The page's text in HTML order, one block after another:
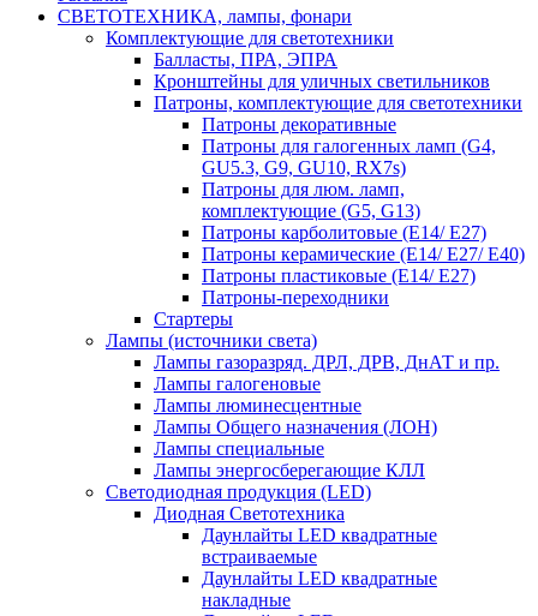
СВЕТОТЕХНИКА, лампы, фонари
Комплектующие для светотехники
Балласты, ПРА, ЭПРА
Кронштейны для уличных светильников
Патроны, комплектующие для светотехники
Патроны декоративные
Патроны для галогенных ламп (G4,
GU5.3, G9, GU10, RX7s)
Патроны для люм. ламп,
комплектующие (G5, G13)
Патроны карболитовые (E14/ E27)
Патроны керамические (E14/ E27/ E40)
Патроны пластиковые (E14/ E27)
Патроны-переходники
Стартеры
Лампы (источники света)
Лампы газоразряд. ДРЛ, ДРВ, ДнАТ и пр.
Лампы галогеновые
Лампы люминесцентные
Лампы Общего назначения (ЛОН)
Лампы специальные
Лампы энергосберегающие КЛЛ
Светодиодная продукция (LED)
Диодная Светотехника
Даунлайты LED квадратные
встраиваемые
Даунлайты LED квадратные
накладные